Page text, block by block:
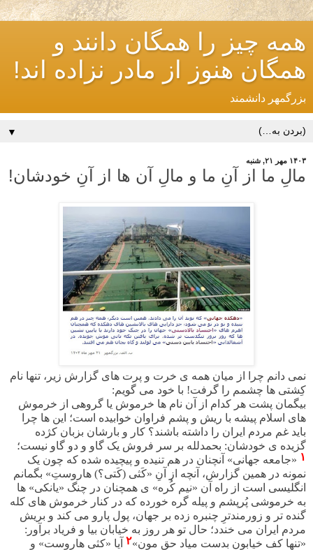
همه چیز را همگان دانند و
همگان هنوز از مادر نزاده اند!
بزرگمهر دانشمند
▼
۱۴۰۳ مهر ۲۱, شنبه
مالِ ما از آنِ ما و مالِ آن ها از آنِ خودشان!
نمی دانم چرا از میان همه ی خرت و پرت های گزارش زیر، تنها نام
کِشتی ها چشمم را گرفت! با خود می گویم:
بیگمان پشت هر کدام از آن نام ها خرموش یا گروهی از خرموش
های اسلام پیشه با ریش و پشم فراوان خوابیده است؛ این ها چرا
باید غم مردم ایران را داشته باشند؟ کار و بارشان بزبان کژده
گزیده ی خودشان: بحمدلله بر سر فروش یک گاو و دو گاو نیست؛
۱ «جامعه جهانی» آنچنان در هم تنیده و پیچیده شده که چون یک
نمونه در همین گزارش، آنچه از آنِ «کَثی (کَتی؟) هاروستِ» بگمانم
انگلیسی است از راه آن «نیم کُره» ی همچنان در چنگ «یانکی» ها
به خرموشی پُرپشم و پیله گره خورده که در کنار خرموش های کله
گنده تر و زورمندترِ چنبره زده بر جهان، پول پارو می کند و بریش
مردم ایران می خندد؛ حال تو هر روز به خیابان بیا و فریاد برآور:
«تنها کف خیابون بدست میاد حق مون»۲ آیا «کثی هاروست» و